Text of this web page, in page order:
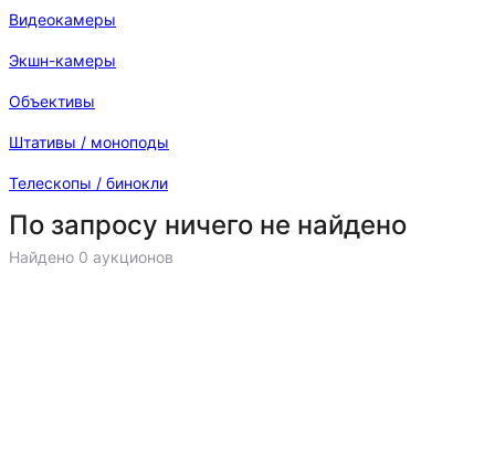
Видеокамеры
Экшн-камеры
Объективы
Штативы / моноподы
Телескопы / бинокли
По запросу ничего не найдено
Найдено 0 аукционов